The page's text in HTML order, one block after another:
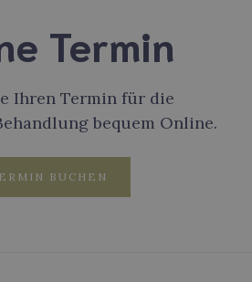
Termin
Ihren Termin für die
bequem Online.
BUCHEN